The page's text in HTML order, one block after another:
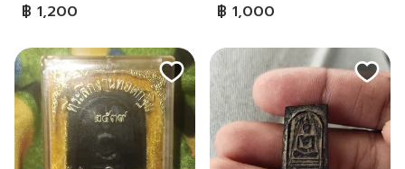
฿ 1,200 ฿ 1,000